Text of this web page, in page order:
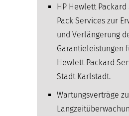
HP Hewlett Packard
Pack Services zur
und Verlängerung
Garantieleistungen
Hewlett Packard
Stadt Karlstadt.
Wartungsverträge